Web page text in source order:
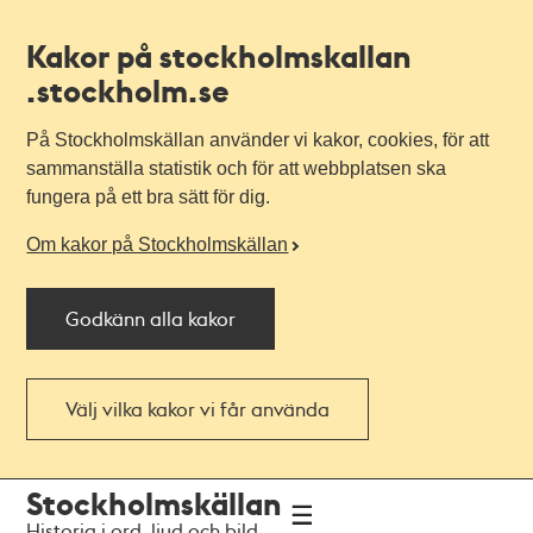
Kakor på stockholmskallan
.stockholm.se
På Stockholmskällan använder vi kakor, cookies, för att
sammanställa statistik och för att webbplatsen ska
fungera på ett bra sätt för dig.
Om kakor på Stockholmskällan
Godkänn alla kakor
Välj vilka kakor vi får använda
navigationen
huvudinnehållet
Stockholmskällan